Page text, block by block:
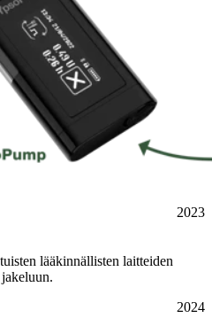
2023
lääkinnällisten laitteiden
2024